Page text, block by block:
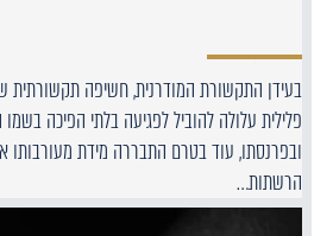
בעידן התקשורת המודרנית, חשיפה תקשורתית
פלילית עלולה להוביל לפגיעה בלתי הפיכה
ובפרנסתו, עוד בטרם התבררה מידת
הרשתות…